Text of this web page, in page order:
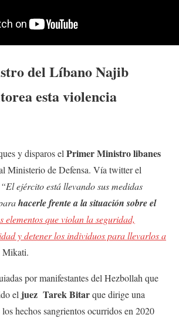
del Líbano Najib
esta violencia
y disparos el Primer Ministro libanes
Ministerio de Defensa. Vía twitter el
“El ejército está llevando sus medidas
hacerle frente a la situación sobre el
elementos que violan la seguridad,
y detener los individuos para llevarlos a
Mikati.
por manifestantes del Hezbollah que
el juez Tarek Bitarque dirige una
hechos sangrientos ocurridos en 2020